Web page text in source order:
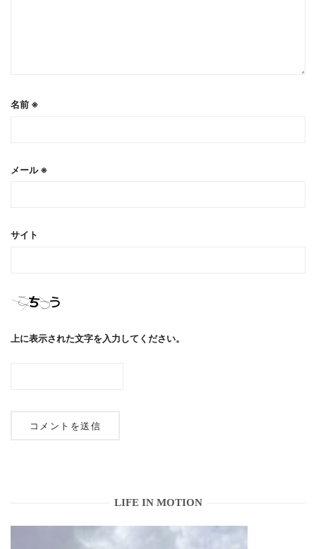
名前 ※
メール※
サイト
上に表示された文字を入力してください。
LIFE IN MOTION